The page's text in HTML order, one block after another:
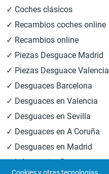
✓ Coches clásicos
✓ Recambios coches online
✓ Recambios online
✓ Piezas Desguace Madrid
✓ Piezas Desguace Valencia
✓ Desguaces Barcelona
✓ Desguaces en Valencia
✓ Desguaces en Sevilla
✓ Desguaces en A Coruña
✓ Desguaces en Madrid
✓ Informacion Desguaces